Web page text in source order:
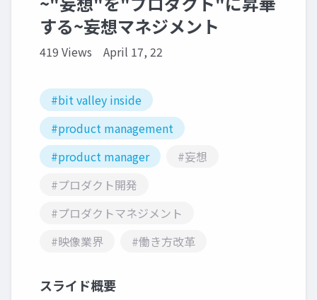
する~妄想マネジメント
419 Views April 17, 22
#bit valley inside
#product management
#product manager
#妄想
#プロダクト開発
#プロダクトマネジメント
#映像業界
#働き方改革
スライド概要